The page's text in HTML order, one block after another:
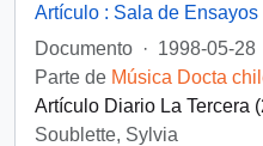
Artículo : Sala de Ensayos
Documento · 1998-05-28
Parte de Música Docta
Artículo Diario La Tercera
Soublette, Sylvia